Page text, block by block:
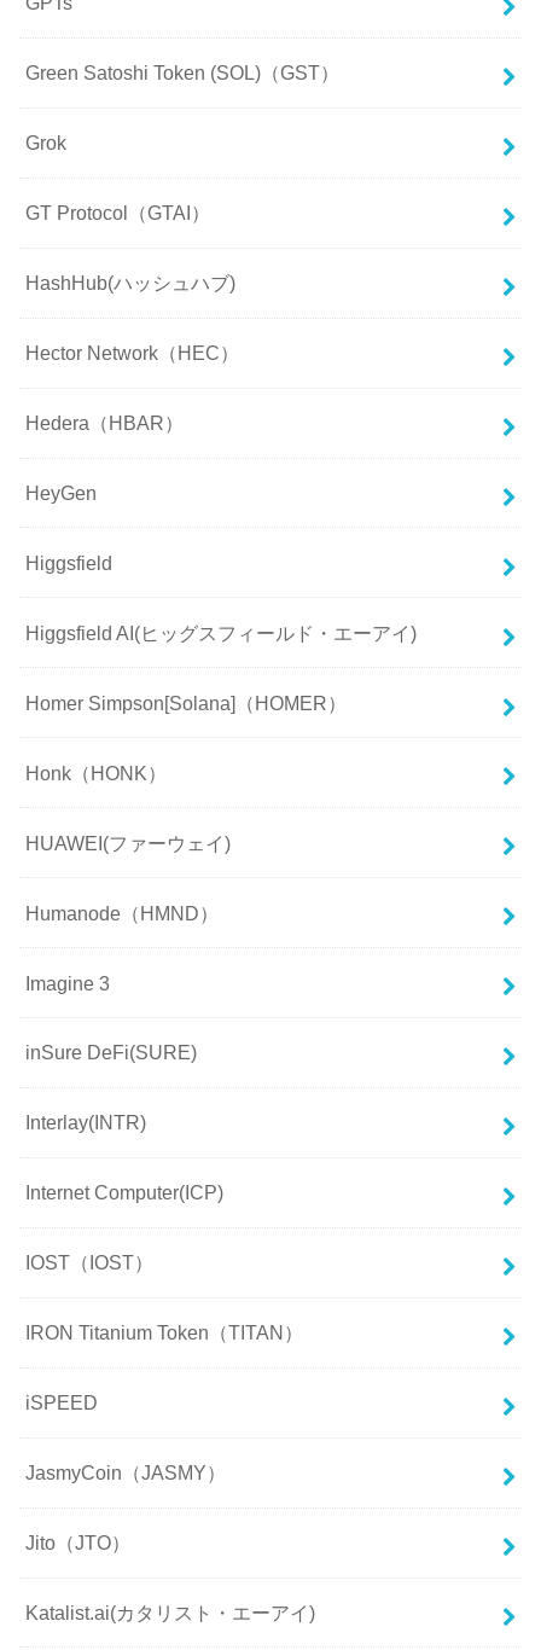
Green Satoshi Token (SOL)（GST）
Grok
GT Protocol（GTAI）
HashHub(ハッシュハブ)
Hector Network（HEC）
Hedera（HBAR）
HeyGen
Higgsfield
Higgsfield AI(ヒッグスフィールド・エーアイ)
Homer Simpson[Solana]（HOMER）
Honk（HONK）
HUAWEI(ファーウェイ)
Humanode（HMND）
Imagine 3
inSure DeFi(SURE)
Interlay(INTR)
Internet Computer(ICP)
IOST（IOST）
IRON Titanium Token（TITAN）
iSPEED
JasmyCoin（JASMY）
Jito（JTO）
Katalist.ai(カタリスト・エーアイ)